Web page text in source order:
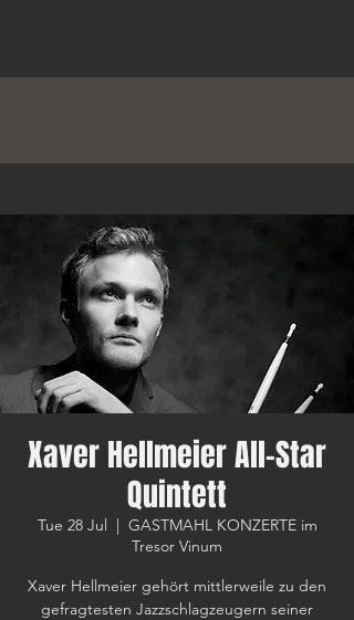
Xaver Hellmeier All-Star
Quintett
Tue 28 Jul
  |
GASTMAHL KONZERTE im
Tresor Vinum
Xaver Hellmeier gehört mittlerweile zu den
gefragtesten Jazzschlagzeugern seiner